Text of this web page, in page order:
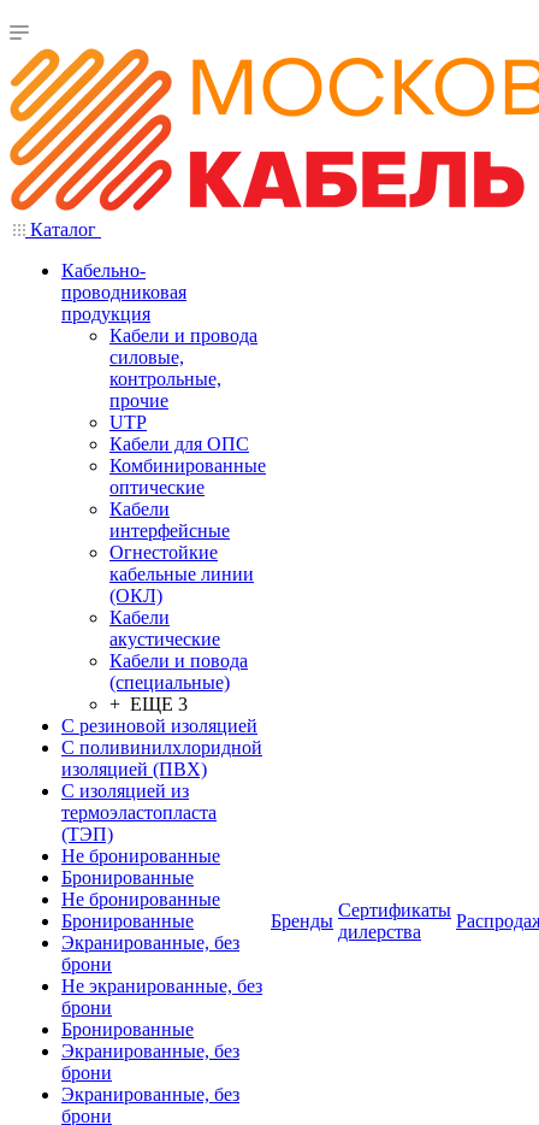
Каталог
Кабельно-
проводниковая
продукция
Кабели и провода
силовые,
контрольные,
прочие
UTP
Кабели для ОПС
Комбинированные
оптические
Кабели
интерфейсные
Огнестойкие
кабельные линии
(ОКЛ)
Кабели
акустические
Кабели и повода
(специальные)
+ ЕЩЕ 3
С резиновой изоляцией
С поливинилхлоридной
изоляцией (ПВХ)
С изоляцией из
термоэластопласта
(ТЭП)
Не бронированные
Бронированные
Не бронированные
Бронированные
Экранированные, без
брони
Не экранированные, без
брони
Бронированные
Экранированные, без
брони
Экранированные, без
брони
Бренды
Сертификаты
дилерства